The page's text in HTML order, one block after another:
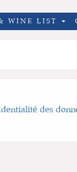
WINE LIST
des